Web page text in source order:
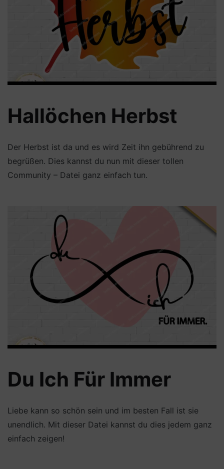
Hallöchen Herbst
Der Herbst ist da und es wird Zeit ihn gebührend zu
begrüßen. Dies kannst du nun mit dieser tollen
Community – Datei ganz einfach tun.
Du Ich Für Immer
Liebe kann so schön sein und im besten Fall ist sie
unendlich. Mit dieser Datei kannst du dies jedem ganz
einfach zeigen!